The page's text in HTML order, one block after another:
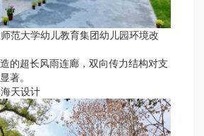
范大学幼儿教育集团幼儿园环境改
的超长风雨连廊，双向传力结构对支
著。
天设计